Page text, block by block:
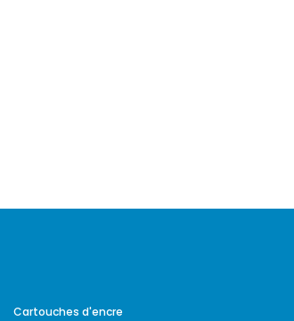
Cartouches d'encre